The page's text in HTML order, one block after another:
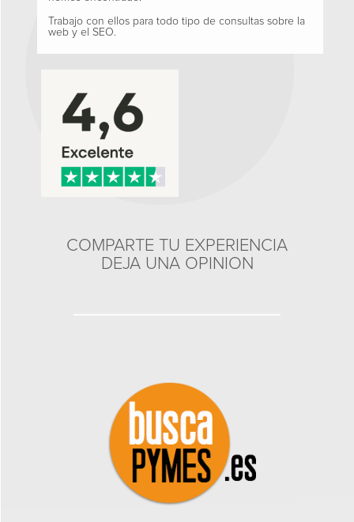
Trabajo con ellos para todo tipo de consultas sobre la
web y el SEO.
COMPARTE TU EXPERIENCIA
DEJA UNA OPINION